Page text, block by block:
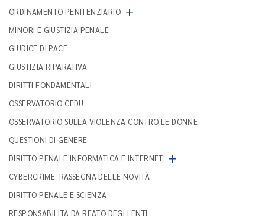
ORDINAMENTO PENITENZIARIO +
MINORI E GIUSTIZIA PENALE
GIUDICE DI PACE
GIUSTIZIA RIPARATIVA
DIRITTI FONDAMENTALI
OSSERVATORIO CEDU
OSSERVATORIO SULLA VIOLENZA CONTRO LE DONNE
QUESTIONI DI GENERE
DIRITTO PENALE INFORMATICA E INTERNET +
CYBERCRIME: RASSEGNA DELLE NOVITÀ
DIRITTO PENALE E SCIENZA
RESPONSABILITÀ DA REATO DEGLI ENTI